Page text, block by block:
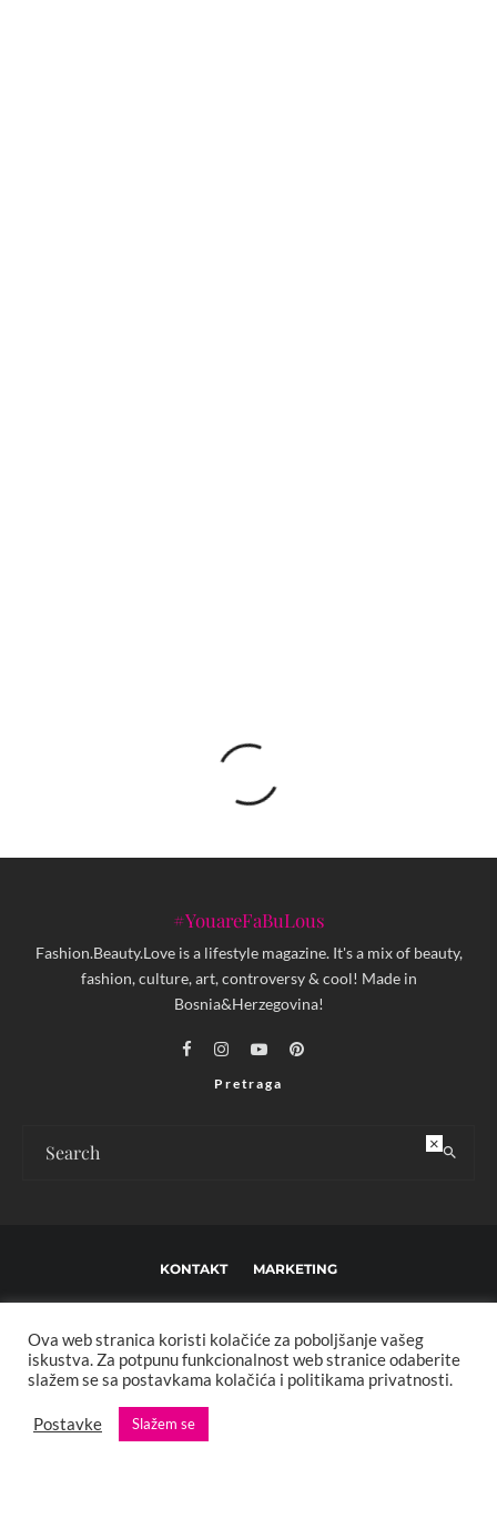
#YouareFaBuLous
Fashion.Beauty.Love is a lifestyle magazine. It's a mix of beauty,
fashion, culture, art, controversy & cool! Made in
Bosnia&Herzegovina!
Pretraga
KONTAKT MARKETING
IMPRESSUM O NAMA
Copyright © 2013 - 2025 FBL creative. Sva prava zadržana. Developed by:
XStreamThemes
Ova web stranica koristi kolačiće za poboljšanje vašeg
iskustva. Za potpunu funkcionalnost web stranice odaberite
slažem se sa postavkama kolačića i politikama privatnosti.
Postavke Slažem se
×